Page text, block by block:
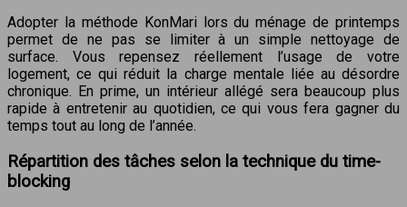
Adopter la méthode KonMari lors du ménage de printemps
permet de ne pas se limiter à un simple nettoyage de
surface. Vous repensez réellement l’usage de votre
logement, ce qui réduit la charge mentale liée au désordre
chronique. En prime, un intérieur allégé sera beaucoup plus
rapide à entretenir au quotidien, ce qui vous fera gagner du
temps tout au long de l’année.
Répartition des tâches selon la technique du time-
blocking